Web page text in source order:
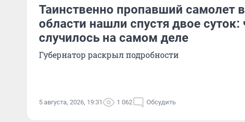
Таинственно пропавший самолет
области нашли спустя двое суток:
случилось на самом деле
Губернатор раскрыл подробности
5 августа, 2026, 19:31 1 062 Обсудить